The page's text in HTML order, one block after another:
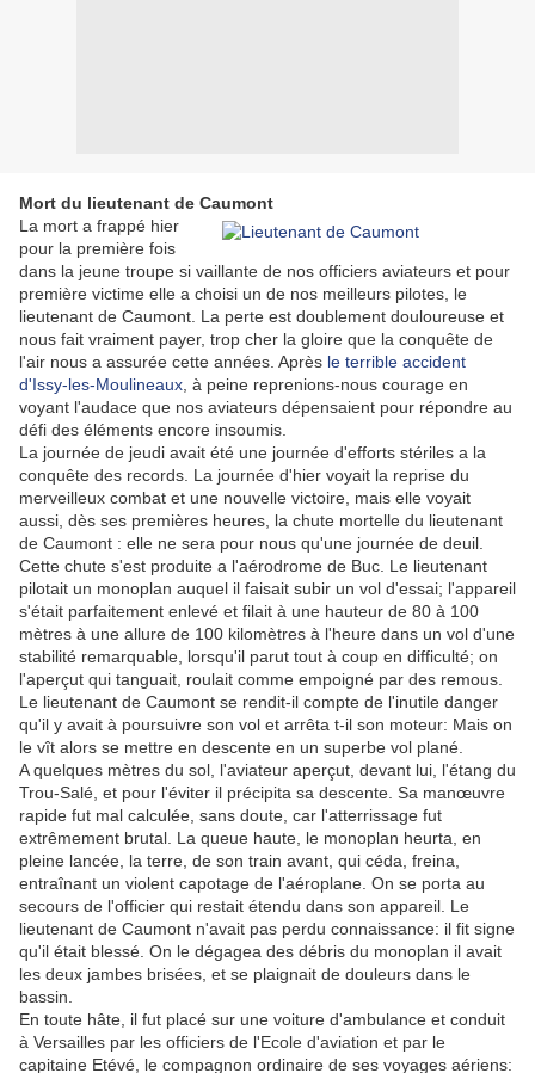
Mort du lieutenant de Caumont
La mort a frappé hier
pour la première fois
dans la jeune troupe si vaillante de nos officiers aviateurs et pour
première victime elle a choisi un de nos meilleurs pilotes, le
lieutenant de Caumont. La perte est doublement douloureuse et
nous fait vraiment payer, trop cher la gloire que la conquête de
l'air nous a assurée cette années. Après le terrible accident
d'Issy-les-Moulineaux , à peine reprenions-nous courage en
voyant l'audace que nos aviateurs dépensaient pour répondre au
défi des éléments encore insoumis.
La journée de jeudi avait été une journée d'efforts stériles a la
conquête des records. La journée d'hier voyait la reprise du
merveilleux combat et une nouvelle victoire, mais elle voyait
aussi, dès ses premières heures, la chute mortelle du lieutenant
de Caumont : elle ne sera pour nous qu'une journée de deuil.
Cette chute s'est produite a l'aérodrome de Buc. Le lieutenant
pilotait un monoplan auquel il faisait subir un vol d'essai; l'appareil
s'était parfaitement enlevé et filait à une hauteur de 80 à 100
mètres à une allure de 100 kilomètres à l'heure dans un vol d'une
stabilité remarquable, lorsqu'il parut tout à coup en difficulté; on
l'aperçut qui tanguait, roulait comme empoigné par des remous.
Le lieutenant de Caumont se rendit-il compte de l'inutile danger
qu'il y avait à poursuivre son vol et arrêta t-il son moteur: Mais on
le vît alors se mettre en descente en un superbe vol plané.
A quelques mètres du sol, l'aviateur aperçut, devant lui, l'étang du
Trou-Salé, et pour l'éviter il précipita sa descente. Sa manœuvre
rapide fut mal calculée, sans doute, car l'atterrissage fut
extrêmement brutal. La queue haute, le monoplan heurta, en
pleine lancée, la terre, de son train avant, qui céda, freina,
entraînant un violent capotage de l'aéroplane. On se porta au
secours de l'officier qui restait étendu dans son appareil. Le
lieutenant de Caumont n'avait pas perdu connaissance: il fit signe
qu'il était blessé. On le dégagea des débris du monoplan il avait
les deux jambes brisées, et se plaignait de douleurs dans le
bassin.
En toute hâte, il fut placé sur une voiture d'ambulance et conduit
à Versailles par les officiers de l'Ecole d'aviation et par le
capitaine Etévé, le compagnon ordinaire de ses voyages aériens: